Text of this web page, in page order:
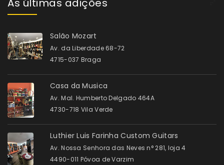
As últimas adições
Salão Mozart
Av. da Liberdade 68-72
4715-037 Braga
Casa da Musica
Av. Mal. Humberto Delgado 464A
4730-718 Vila Verde
Luthier Luis Farinha Custom Guitars
Av. Nossa Senhora das Neves n° 281, loja 4
4490-011 Póvoa de Varzim